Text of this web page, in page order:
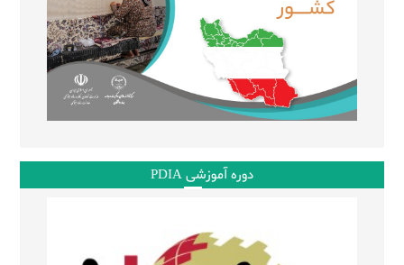
دوره آموزشی PDIA